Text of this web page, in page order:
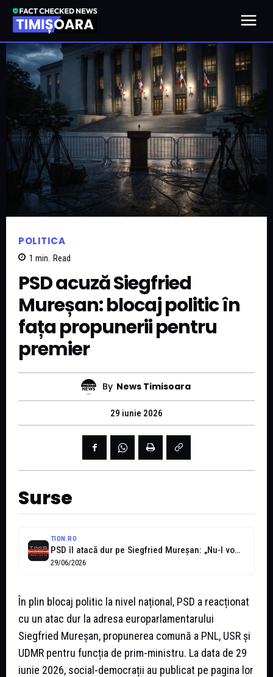
POLITICA
1 min. Read
PSD acuză Siegfried
Mureșan: blocaj politic în
fața propunerii pentru
premier
By News Timisoara
29 iunie 2026
Surse
TION.RO
PSD îl atacă dur pe Siegfried Mureșan: „Nu-l vom vota sub nicio...
29/06/2026
În plin blocaj politic la nivel național, PSD a reacționat
cu un atac dur la adresa europarlamentarului
Siegfried Mureșan, propunerea comună a PNL, USR și
UDMR pentru funcția de prim-ministru. La data de 29
iunie 2026, social-democrații au publicat pe pagina lor